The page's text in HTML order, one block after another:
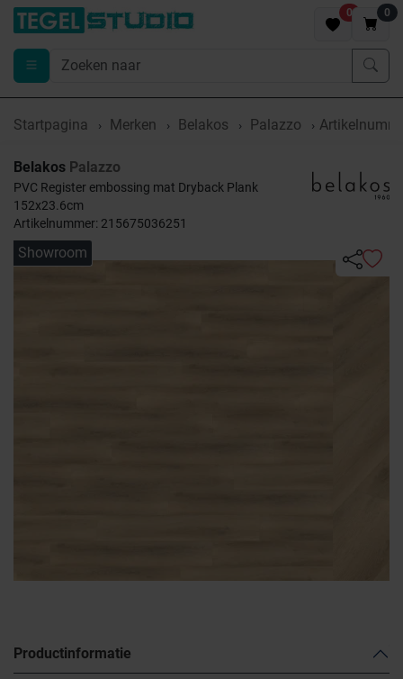
0 0
Startpagina Merken Belakos Palazzo
Belakos Palazzo
PVC Register embossing mat Dryback Plank
152x23.6cm
Artikelnummer: 215675036251
Showroom
Productinformatie